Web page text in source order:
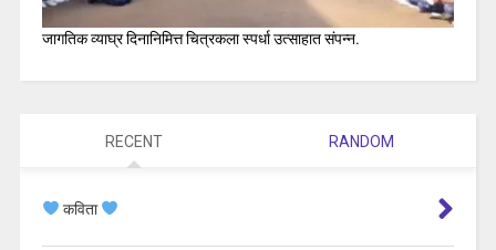
जागतिक व्याघ्र दिनानिमित्त चित्रकला स्पर्धा उत्साहात संपन्न.
RECENT RANDOM
कविता